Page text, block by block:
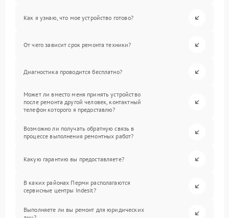
Как я узнаю, что мое устройство готово?
От чего зависит срок ремонта техники?
Диагностика проводится бесплатно?
Может ли вместо меня принять устройство
после ремонта другой человек, контактный
телефон которого я предоставлю?
Возможно ли получать обратную связь в
процессе выполнения ремонтных работ?
Какую гарантию вы предоставляете?
В каких районах Перми располагаются
сервисные центры Indesit?
Выполняете ли вы ремонт для юридических